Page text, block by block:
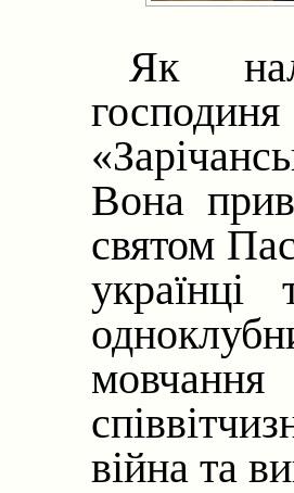
Як
Вона
святом
війна та